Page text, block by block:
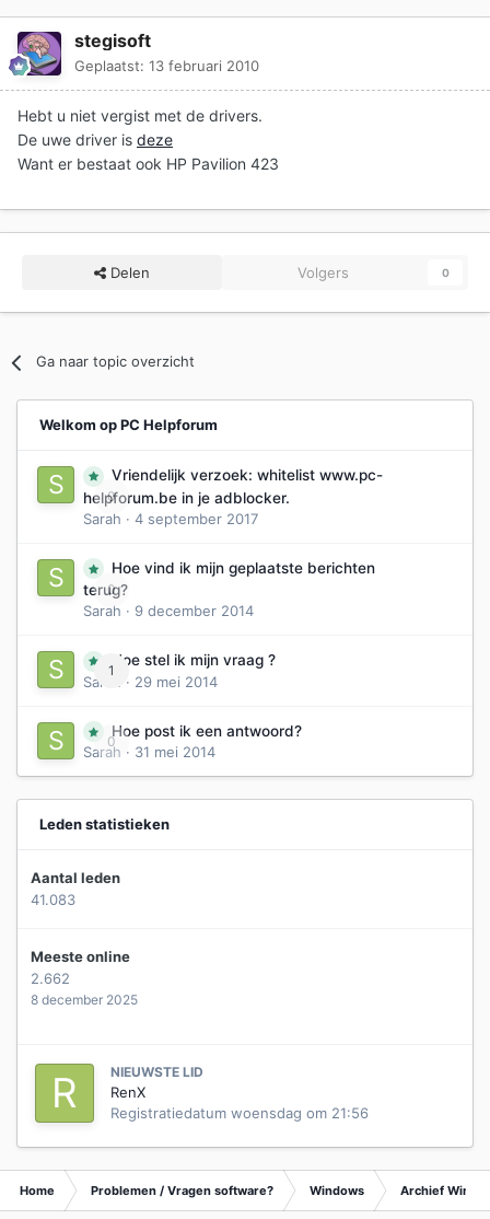
stegisoft
Geplaatst: 13 februari 2010
Hebt u niet vergist met de drivers.
De uwe driver is deze
Want er bestaat ook HP Pavilion 423
Delen Volgers 0
Ga naar topic overzicht
Welkom op PC Helpforum
0
Vriendelijk verzoek: whitelist www.pc-
helpforum.be in je adblocker.
Sarah · 4 september 2017
0
Hoe vind ik mijn geplaatste berichten
terug?
Sarah · 9 december 2014
1
Hoe stel ik mijn vraag ?
Sarah
· 29 mei 2014
0
Hoe post ik een antwoord?
Sarah · 31 mei 2014
Leden statistieken
Aantal leden
41.083
Meeste online
2.662
8 december 2025
NIEUWSTE LID
RenX
Registratiedatum woensdag om 21:56
Home Problemen / Vragen software? Windows Archief